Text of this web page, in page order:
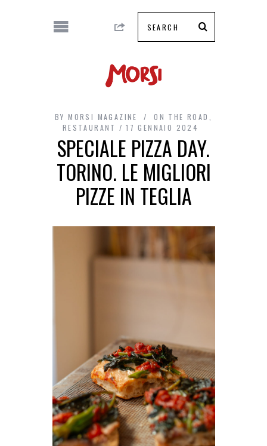
BY MORSI MAGAZINE ON THE ROAD ,
RESTAURANT
17 GENNAIO 2024
SPECIALE PIZZA DAY.
TORINO. LE MIGLIORI
PIZZE IN TEGLIA